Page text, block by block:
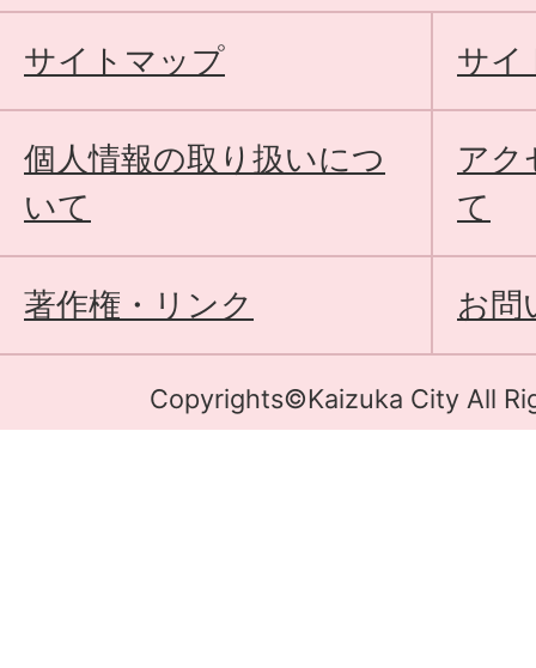
サイトマップ サイ
個人情報の取り扱いにつ
いて
アク
て
著作権・リンク お問
Copyrights©Kaizuka City All